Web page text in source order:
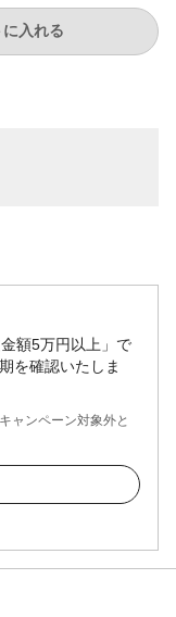
入れる
額5万円以上」で
を確認いたしま
ャンペーン対象外と